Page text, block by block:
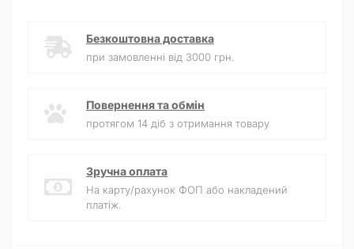
Безкоштовна доставка
при замовленні від 3000 грн.
Повернення та обмін
протягом 14 діб з отримання товару
Зручна оплата
На карту/рахунок ФОП або накладений
платіж.